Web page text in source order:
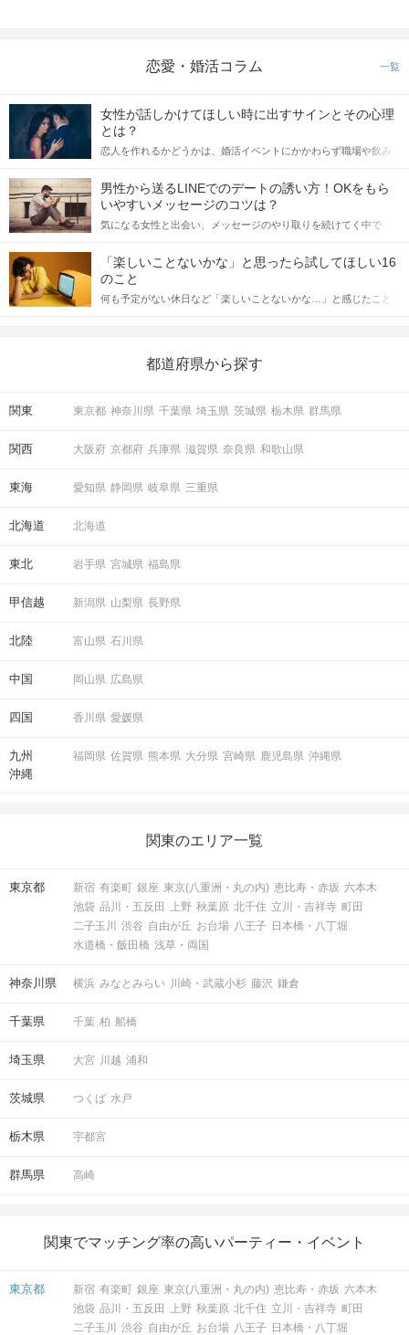
恋愛・婚活コラム 一覧
女性が話しかけてほしい時に出すサインとその心理
とは？
恋人を作れるかどうかは、婚活イベントにかかわらず職場や飲み
てアプローチできるかにも左右されます。 これから恋人作りを本
格的に始めようとしている方は、女性が異性を求めて出すサイン
をしっかりと理解し、正しい行動に移せるかどうかが重要。 この
記事では、女性が話しかけて欲しい時に出すサインとその心理を
合にどのような行動に繋げるべきかをご紹介していきます。
男性から送るLINEでのデートの誘い方！OKをもら
いやすいメッセージのコツは？
気になる女性と出会い、メッセージのやり取りを続けてく中で
しかし、中には「どう誘ったらいいの？」とお困りの男性もいら
っしゃるのではないでしょうか。 そこで今回は、男性から女性へ
送るLINEでのデートの誘い方のコツをご紹介します。例文も混じ
えながら解説するので、ぜひ参考にしてください。
「楽しいことないかな」と思ったら試してほしい16
のこと
何も予定がない休日など「楽しいことないかな…」と感じたこと
の楽しいことアイデアを集めました♪ いままさに楽しいことを探し
都道府県から探す
関東 東京都 神奈川県 千葉県 埼玉県 茨城県 栃木県 群馬県
関西 大阪府 京都府 兵庫県 滋賀県 奈良県 和歌山県
東海 愛知県 静岡県 岐阜県 三重県
北海道 北海道
東北 岩手県 宮城県 福島県
甲信越 新潟県 山梨県 長野県
北陸 富山県 石川県
中国 岡山県 広島県
四国 香川県 愛媛県
九州
沖縄
福岡県 佐賀県 熊本県 大分県 宮崎県 鹿児島県 沖縄県
関東のエリア一覧
東京都 新宿 有楽町 銀座 東京(八重洲・丸の内) 恵比寿・赤坂 六本木
池袋 品川・五反田 上野 秋葉原 北千住 立川・吉祥寺 町田
二子玉川
渋谷 自由が丘 お台場 八王子 日本橋・八丁堀
水道橋・飯田橋 浅草・両国
神奈川県 横浜 みなとみらい 川崎・武蔵小杉 藤沢 鎌倉
千葉県 千葉 柏 船橋
埼玉県 大宮 川越 浦和
茨城県 つくば 水戸
栃木県 宇都宮
群馬県 高崎
関東でマッチング率の高いパーティー・イベント
東京都 新宿 有楽町 銀座 東京(八重洲・丸の内) 恵比寿・赤坂 六本木
池袋 品川・五反田 上野 秋葉原 北千住 立川・吉祥寺 町田
二子玉川
渋谷 自由が丘 お台場 八王子 日本橋・八丁堀